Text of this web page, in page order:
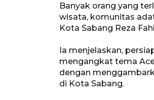
Banyak orang yang
wisata, komunitas
Kota Sabang Reza
Ia menjelaskan,
mengangkat tema
dengan
di Kota Sabang.